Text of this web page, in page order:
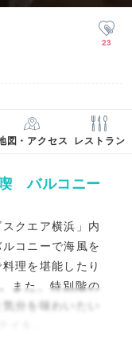
23
図・アクセス レストラン
喫 バルコニー
クエア横浜」内
コニーで海風を
理を堪能したり
また、特別階の
分を味わいたい
イを。